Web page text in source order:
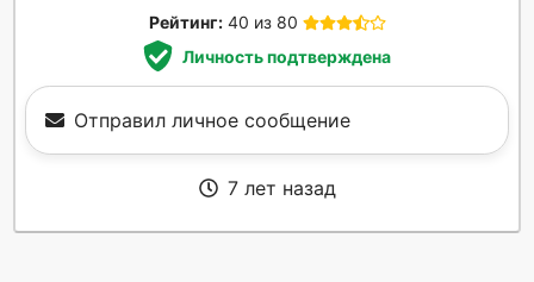
Рейтинг: 40 из 80
Личность подтверждена
Отправил личное сообщение
7 лет назад